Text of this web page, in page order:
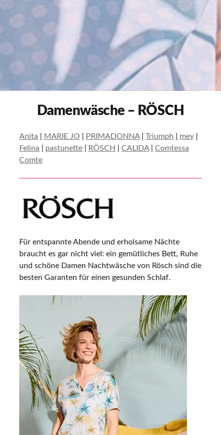
Damenwäsche – RÖSCH
Anita MARIE JO PRIMADONNA|Triumph mey
Felina
pastunette RÖSCH |CALIDA|Comtessa
Comte
Für entspannte Abende und erholsame Nächte
braucht es gar nicht viel: ein gemütliches Bett, Ruhe
und schöne Damen Nachtwäsche von Rösch sind die
besten Garanten für einen gesunden Schlaf.